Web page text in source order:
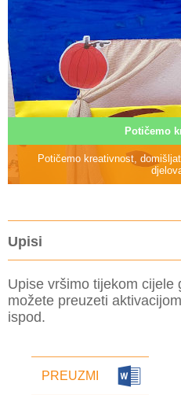
Potičemo
Potičemo kreativnost,
Upisi
Upise vršimo tijekom cijele
možete preuzeti
ispod.
PREUZMI